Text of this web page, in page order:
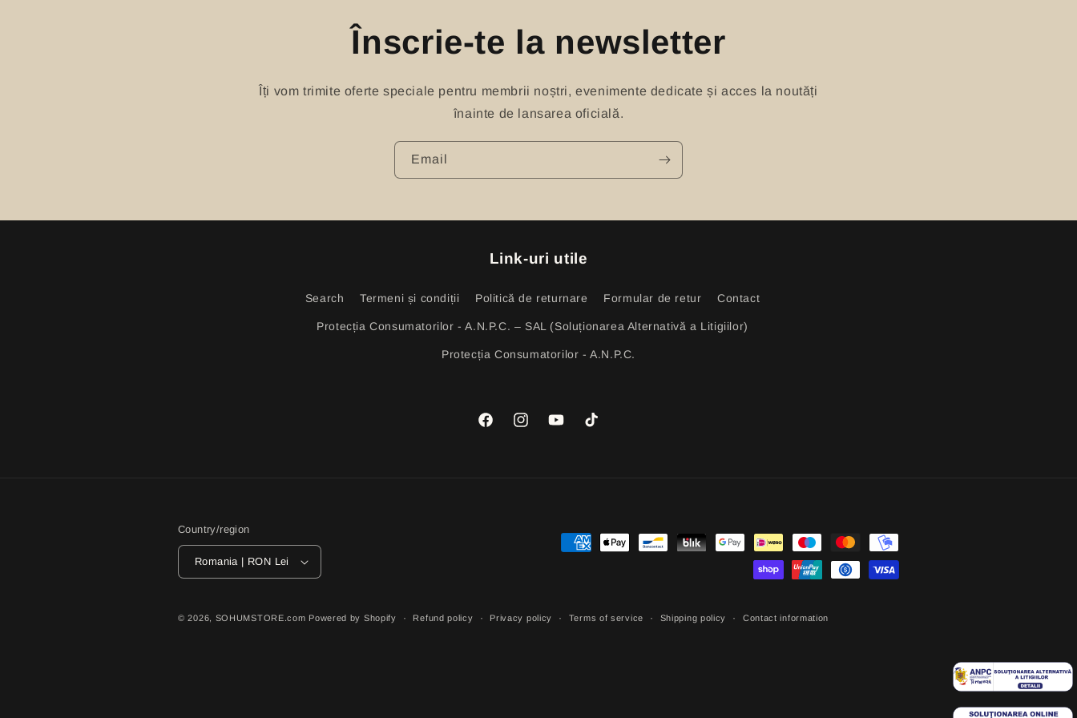
Înscrie-te la newsletter
Îți vom trimite oferte speciale pentru membrii noștri, evenimente dedicate și acces la noutăți
înainte de lansarea oficială.
Email
Link-uri utile
Search Termeni și condiții Politică de returnare Formular de retur Contact
Protecția Consumatorilor - A.N.P.C. – SAL (Soluționarea Alternativă a Litigiilor)
Protecția Consumatorilor - A.N.P.C.
FacebookInstagramYouTubeTikTok
Country/region
Romania | RON Lei
Payment
© 2026, SOHUMSTORE.com Powered by Shopify Refund policy Privacy policy Terms of service Shipping policy Contact information